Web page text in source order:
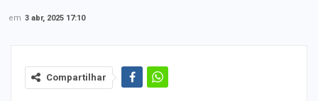
em 3 abr, 2025 17:10
Compartilhar